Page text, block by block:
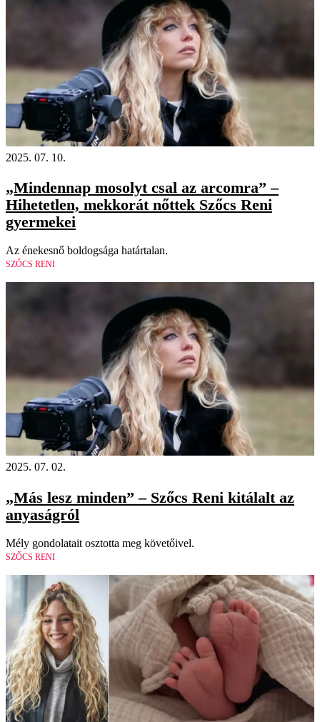
2025. 07. 10.
„Mindennap mosolyt csal az arcomra” –
Hihetetlen, mekkorát nőttek Szőcs Reni
gyermekei
Az énekesnő boldogsága határtalan.
SZŐCS RENI
2025. 07. 02.
„Más lesz minden” – Szőcs Reni kitálalt az
anyaságról
Mély gondolatait osztotta meg követőivel.
SZŐCS RENI